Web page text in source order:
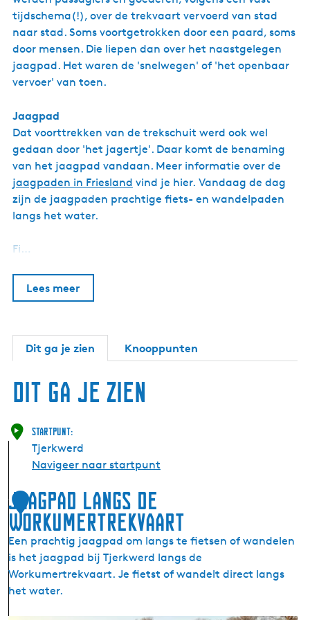
n
tijdschema(!), over de trekvaart vervoerd van stad
naar stad. Soms voortgetrokken door een paard, soms
door mensen. Die liepen dan over het naastgelegen
jaagpad. Het waren de 'snelwegen' of 'het openbaar
vervoer' van toen.
Jaagpad
Dat voorttrekken van de trekschuit werd ook wel
gedaan door 'het jagertje'. Daar komt de benaming
van het jaagpad vandaan. Meer informatie over de
jaagpaden in Friesland vind je hier. Vandaag de dag
zijn de jaagpaden prachtige fiets- en wandelpaden
langs het water.
Fi…
Lees meer
Dit ga je zien Knooppunten
Dit ga je zien
Startpunt:
Tjerkwerd
Navigeer naar startpunt
1
Jaagpad langs de
Workumertrekvaart
Een prachtig jaagpad om langs te fietsen of wandelen
is het jaagpad bij Tjerkwerd langs de
Workumertrekvaart. Je fietst of wandelt direct langs
het water.